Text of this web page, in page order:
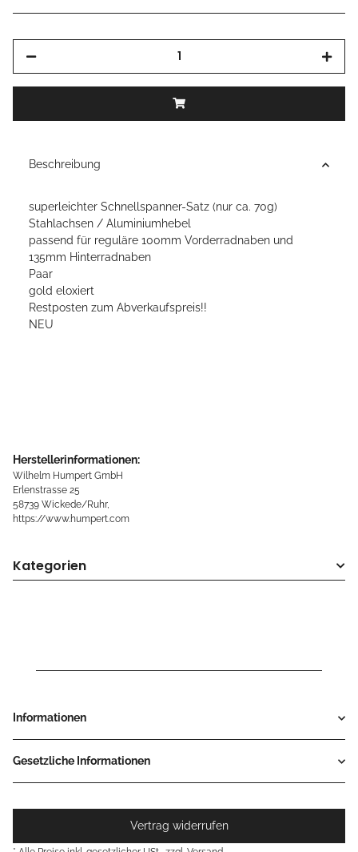
Beschreibung
superleichter Schnellspanner-Satz (nur ca. 70g)
Stahlachsen / Aluminiumhebel
passend für reguläre 100mm Vorderradnaben und
135mm Hinterradnaben
Paar
gold eloxiert
Restposten zum Abverkaufspreis!!
NEU
Herstellerinformationen:
Wilhelm Humpert GmbH
Erlenstrasse 25
58739 Wickede/Ruhr,
https://www.humpert.com
Kategorien
Informationen
Gesetzliche Informationen
Vertrag widerrufen